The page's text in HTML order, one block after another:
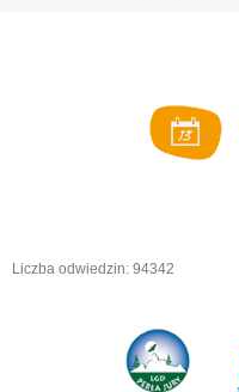
Liczba odwiedzin: 94342